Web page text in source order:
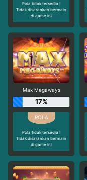
Pola tidak tersedia !
Tidak disarankan bermain
di game ini
Max Megaways
17%
Pola tidak tersedia !
Tidak disarankan bermain
di game ini